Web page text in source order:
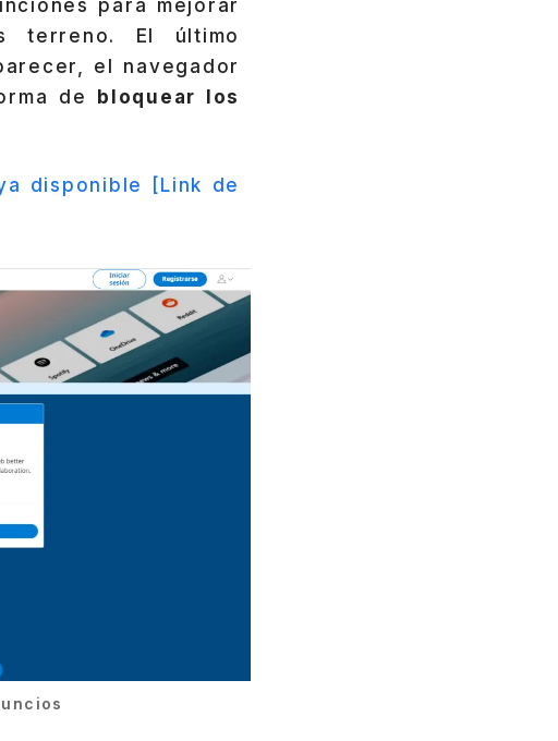
para mejorar
terreno. El último
el navegador
de bloquear los
disponible [Link de